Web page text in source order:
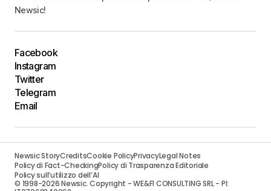
Newsic!
Facebook
Instagram
Twitter
Telegram
Email
Newsic StoryCreditsCookie PolicyPrivacyLegal Notes
Policy di Fact-CheckingPolicy di Trasparenza Editoriale
Policy sull’utilizzo dell’AI
© 1998-2026 Newsic. Copyright - WE&FI CONSULTING SRL - PI: